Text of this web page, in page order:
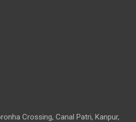
Crossing, Canal Patri, Kanpur,